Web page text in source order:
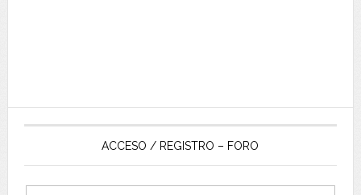
ACCESO / REGISTRO – FORO